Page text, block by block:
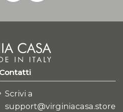
Contatti
Scrivi a
support@virginiacasa.store